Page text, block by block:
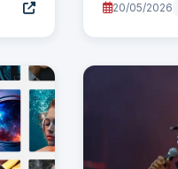
20/05/2026